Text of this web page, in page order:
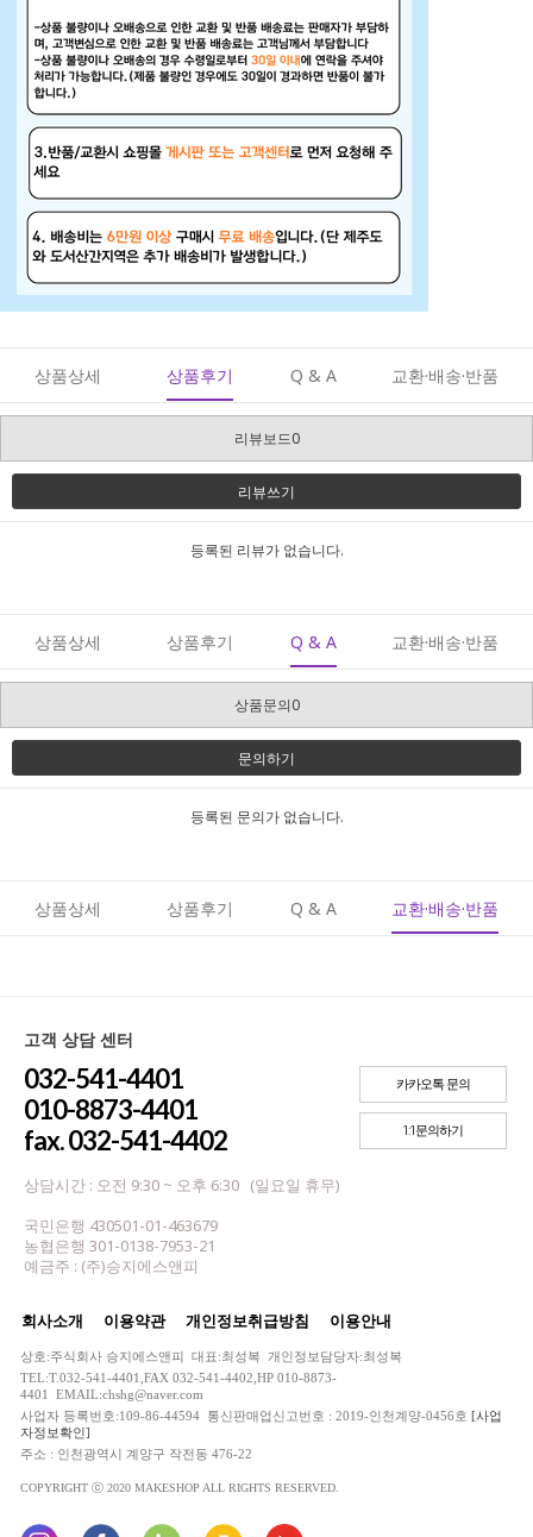
상품상세 상품후기 Q & A 교환·배송·반품
리뷰보드0
리뷰쓰기
등록된 리뷰가 없습니다.
상품상세 상품후기 Q & A 교환·배송·반품
상품문의0
문의하기
등록된 문의가 없습니다.
상품상세 상품후기 Q & A 교환·배송·반품
고객 상담 센터
032-541-4401
010-8873-4401
fax. 032-541-4402
상담시간 : 오전 9:30 ~ 오후 6:30 (일요일 휴무)
국민은행 430501-01-463679
농협은행 301-0138-7953-21
예금주 : (주)승지에스앤피
카카오톡 문의
1:1문의하기
회사소개 이용약관 개인정보취급방침 이용안내
상호:주식회사 승지에스앤피 대표:최성복 개인정보담당자:최성복
TEL:T.032-541-4401,FAX 032-541-4402,HP 010-8873-
4401 EMAIL:chshg@naver.com
사업자 등록번호:109-86-44594 통신판매업신고번호 : 2019-인천계양-0456호 [사업
자정보확인]
주소 : 인천광역시 계양구 작전동 476-22
COPYRIGHT ⓒ 2020 MAKESHOP ALL RIGHTS RESERVED.